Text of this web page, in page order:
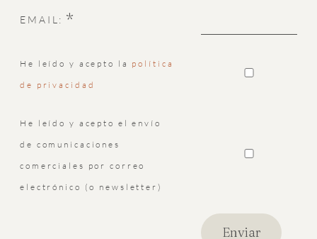
EMAIL: *
He leído y acepto la política
de privacidad
He leído y acepto el envío
de comunicaciones
comerciales por correo
electrónico (o newsletter)